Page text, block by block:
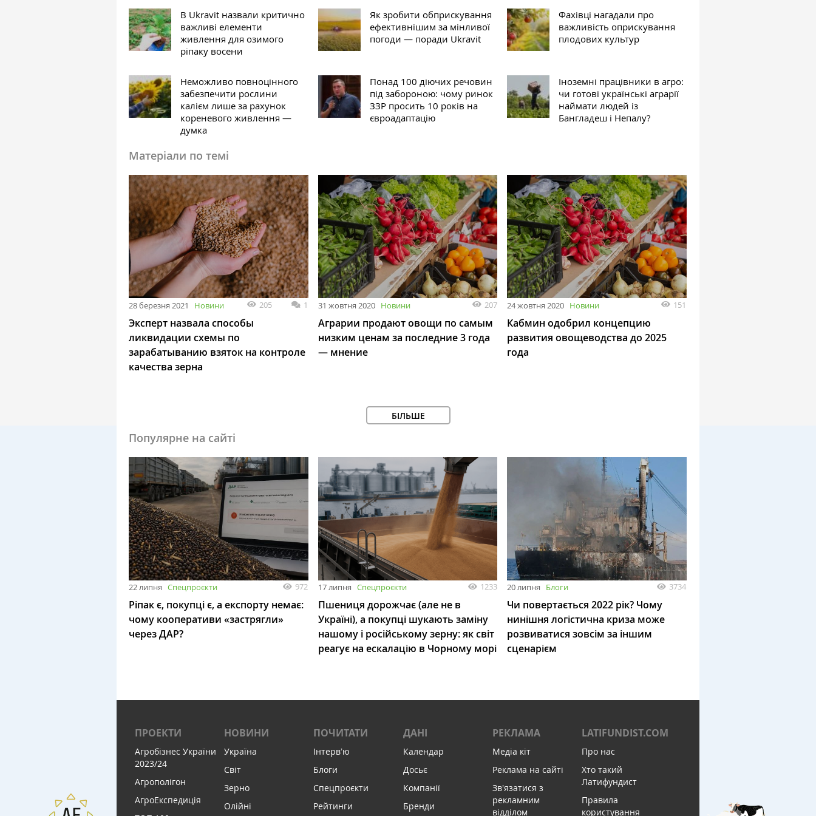
В Ukravit назвали критично
важливі елементи
живлення для озимого
ріпаку восени
Як зробити обприскування
ефективнішим за мінливої
погоди — поради Ukravit
Фахівці нагадали про
важливість оприскування
плодових культур
Неможливо повноцінного
забезпечити рослини
калієм лише за рахунок
кореневого живлення —
думка
Понад 100 діючих речовин
під забороною: чому ринок
ЗЗР просить 10 років на
євроадаптацію
Іноземні працівники в агро:
чи готові українські аграрії
наймати людей із
Бангладеш і Непалу?
Матеріали по темі
28 березня 2021 Новини 205 1
Эксперт назвала способы
ликвидации схемы по
зарабатыванию взяток на контроле
качества зерна
31 жовтня 2020 Новини 207
Аграрии продают овощи по самым
низким ценам за последние 3 года
— мнение
24 жовтня 2020 Новини 151
Кабмин одобрил концепцию
развития овощеводства до 2025
года
БІЛЬШЕ
Популярне на сайті
22 липня Спецпроєкти 972
Ріпак є, покупці є, а експорту немає:
чому кооперативи «застрягли»
через ДАР?
17 липня Спецпроєкти 1233
Пшениця дорожчає (але не в
Україні), а покупці шукають заміну
нашому і російському зерну: як світ
реагує на ескалацію в Чорному морі
20 липня Блоги 3734
Чи повертається 2022 рік? Чому
нинішня логістична криза може
розвиватися зовсім за іншим
сценарієм
ПРОЕКТИ
Агробізнес України
2023/24
Агрополігон
АгроЕкспедиція
НОВИНИ
Україна
Світ
Зерно
Олійні
ПОЧИТАТИ
Інтервʼю
Блоги
Спецпроєкти
Рейтинги
ДАНІ
Календар
Досьє
Компанії
Бренди
РЕКЛАМА
Медіа кіт
Реклама на сайті
Зв'язатися з
рекламним
відділом
LATIFUNDIST.COM
Про нас
Хто такий
Латифундист
Правила
користування